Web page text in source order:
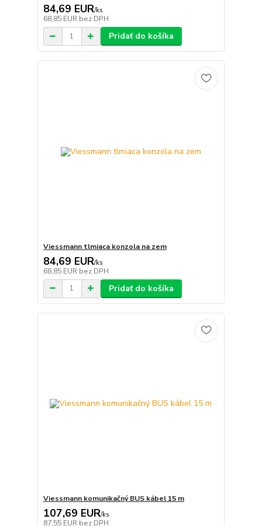
84,69 EUR/ks
68,85 EUR bez DPH
Pridať do košíka
Viessmann tlmiaca konzola na zem
84,69 EUR/ks
68,85 EUR bez DPH
Pridať do košíka
Viessmann komunikačný BUS kábel 15 m
107,69 EUR/ks
87,55 EUR bez DPH